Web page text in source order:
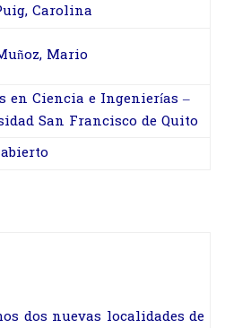
Carolina
Mario
en Ciencia e Ingenierías –
San Francisco de Quito
dos nuevas localidades de